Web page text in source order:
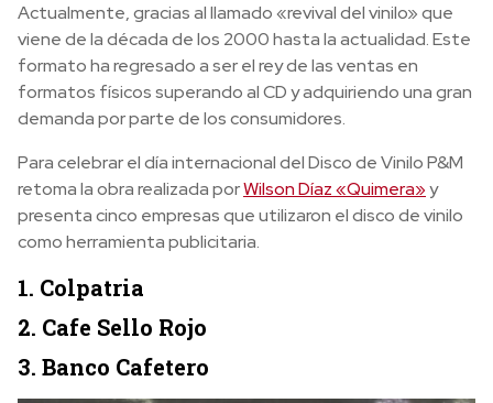
Actualmente, gracias al llamado «revival del vinilo» que
viene de la década de los 2000 hasta la actualidad. Este
formato ha regresado a ser el rey de las ventas en
formatos físicos superando al CD y adquiriendo una gran
demanda por parte de los consumidores.
Para celebrar el día internacional del Disco de Vinilo P&M
retoma la obra realizada porWilson Díaz «Quimera»y
presenta cinco empresas que utilizaron el disco de vinilo
como herramienta publicitaria.
1. Colpatria
2. Cafe Sello Rojo
3. Banco Cafetero